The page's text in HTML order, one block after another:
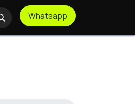
Whatsapp